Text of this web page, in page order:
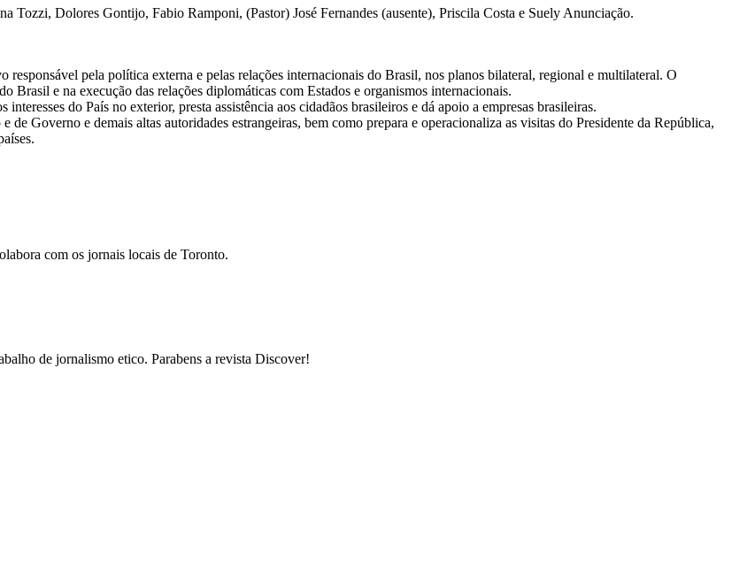
Dolores Gontijo, Fabio Ramponi, (Pastor) José Fernandes (ausente), Priscila Costa e Suely Anunciação.
pela política externa e pelas relações internacionais do Brasil, nos planos bilateral, regional e multilateral. O
Brasil e na execução das relações diplomáticas com Estados e organismos internacionais.
do País no exterior, presta assistência aos cidadãos brasileiros e dá apoio a empresas brasileiras.
Governo e demais altas autoridades estrangeiras, bem como prepara e operacionaliza as visitas do Presidente da República,
com os jornais locais de Toronto.
de jornalismo etico. Parabens a revista Discover!